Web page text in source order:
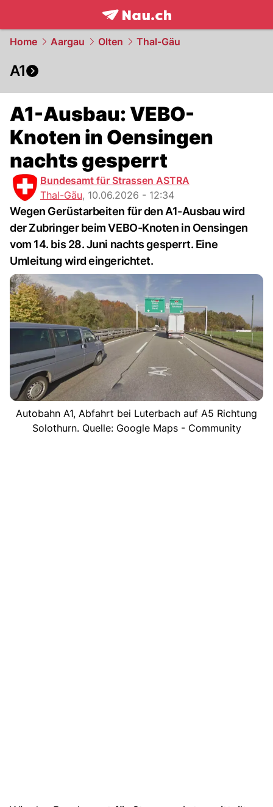
frontpage.NAU.ch
Home Aargau Olten Thal-Gäu
A1
A1-Ausbau: VEBO-
Knoten in Oensingen
nachts gesperrt
Bundesamt für Strassen ASTRA
Thal-Gäu, 10.06.2026 - 12:34
Wegen Gerüstarbeiten für den A1-Ausbau wird
der Zubringer beim VEBO-Knoten in Oensingen
vom 14. bis 28. Juni nachts gesperrt. Eine
Umleitung wird eingerichtet.
Autobahn A1, Abfahrt bei Luterbach auf A5 Richtung
Solothurn. Quelle: Google Maps - Community